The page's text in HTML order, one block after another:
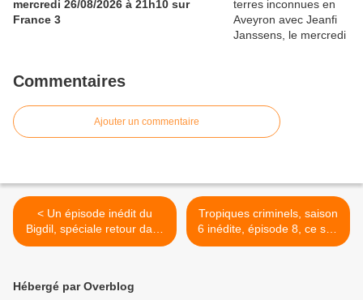
mercredi 26/08/2026 à 21h10 sur
France 3
Commentaires
Ajouter un commentaire
< Un épisode inédit du
Bigdil, spéciale retour dans
les années 90, ce soir à
Tropiques criminels, saison
6 inédite, épisode 8, ce soir
à 21h10 sur France 2 >
Hébergé par Overblog